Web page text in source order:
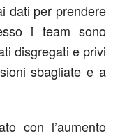
dati per prendere
i team sono
disgregati e privi
sbagliate e a
con l’aumento